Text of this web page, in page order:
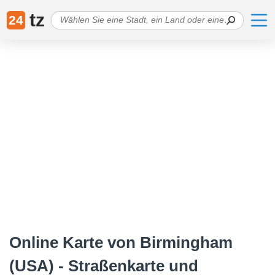
24 tz
Online Karte von Birmingham
(USA) - Straßenkarte und